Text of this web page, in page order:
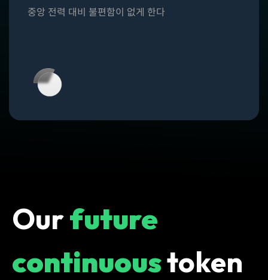
중앙 전력 대비 불편함이 없게 한다
Ourfuture
continuoustoken